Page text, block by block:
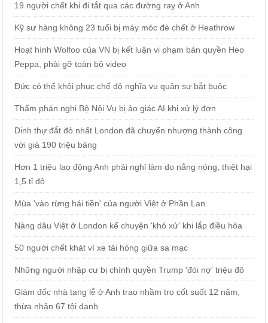
19 người chết khi đi tắt qua các đường ray ở Anh
Kỹ sư hàng không 23 tuổi bị máy móc đè chết ở Heathrow
Hoạt hình Wolfoo của VN bị kết luận vi phạm bản quyền Heo
Peppa, phải gỡ toàn bộ video
Đức có thể khôi phục chế độ nghĩa vụ quân sự bắt buộc
Thẩm phán nghi Bộ Nội Vụ bị ảo giác AI khi xử lý đơn
Dinh thự đắt đỏ nhất London đã chuyển nhượng thành công
với giá 190 triệu bảng
Hơn 1 triệu lao động Anh phải nghỉ làm do nắng nóng, thiệt hại
1,5 tỉ đô
Mùa 'vào rừng hái tiền' của người Việt ở Phần Lan
Nàng dâu Việt ở London kể chuyện 'khó xử' khi lắp điều hòa
50 người chết khát vì xe tải hỏng giữa sa mạc
Những người nhập cư bị chính quyền Trump 'đòi nợ' triệu đô
Giám đốc nhà tang lễ ở Anh trao nhầm tro cốt suốt 12 năm,
thừa nhận 67 tội danh